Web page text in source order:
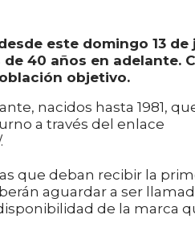
este domingo 13 de
40 años en adelante.
objetivo.
nacidos hasta 1981,
a través del enlace
que deban recibir la
aguardar a ser
de la marca